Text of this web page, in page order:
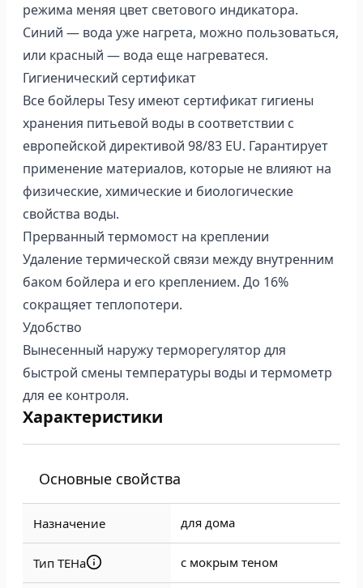
режима меняя цвет светового индикатора.
Синий — вода уже нагрета, можно пользоваться,
или красный — вода еще нагреватеся.
Гигиенический сертификат
Все бойлеры Tesy имеют сертификат гигиены
хранения питьевой воды в соответствии с
европейской директивой 98/83 EU. Гарантирует
применение материалов, которые не влияют на
физические, химические и биологические
свойства воды.
Прерванный термомост на креплении
Удаление термической связи между внутренним
баком бойлера и его креплением. До 16%
сокращяет теплопотери.
Удобство
Вынесенный наружу терморегулятор для
быстрой смены температуры воды и термометр
для ее контроля.
Характеристики
Основные свойства
Назначение для дома
Тип ТЕНа с мокрым теном